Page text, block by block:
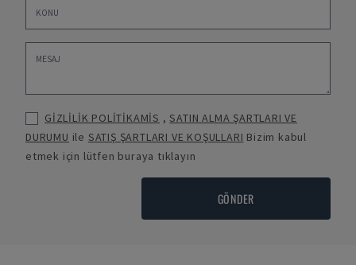
GİZLİLİK POLİTİKAMİS ,SATIN ALMA ŞARTLARI VE
DURUMU ile SATIŞ ŞARTLARI VE KOŞULLARI Bizim kabul
etmek için lütfen buraya tıklayın
GÖNDER